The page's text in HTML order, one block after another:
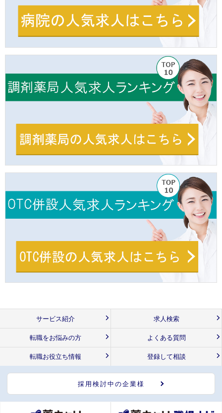
サービス紹介 求人検索
転職をお悩みの方 よくある質問
転職お役立ち情報 登録して相談
採用検討中の企業様